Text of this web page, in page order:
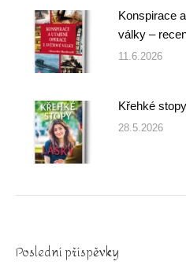
Konspirace
války –
11.6.2026
Křehké
28.5.2026
Poslední příspěvky